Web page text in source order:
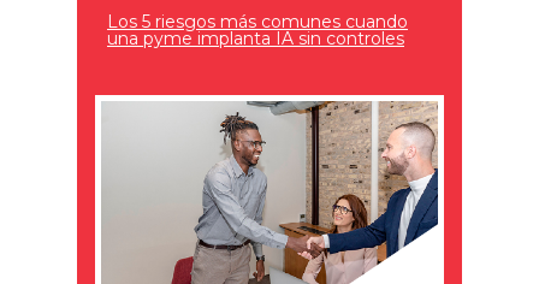
Los 5 riesgos más comunes cuando
una pyme implanta IA sin controles